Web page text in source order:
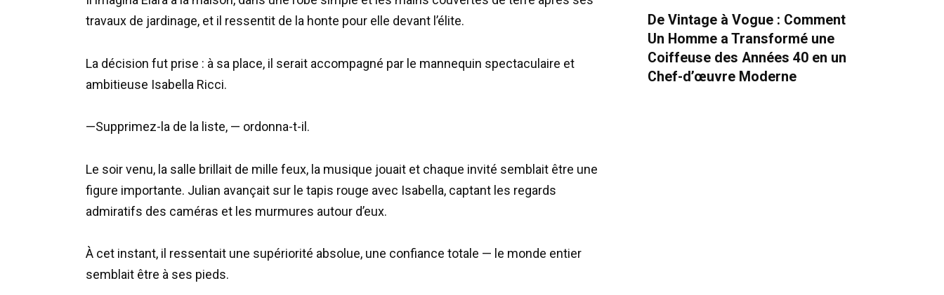
travaux de jardinage, et il ressentit de la honte pour elle devant l’élite.
La décision fut prise : à sa place, il serait accompagné par le mannequin spectaculaire et
ambitieuse Isabella Ricci.
—Supprimez-la de la liste, — ordonna-t-il.
Le soir venu, la salle brillait de mille feux, la musique jouait et chaque invité semblait être une
figure importante. Julian avançait sur le tapis rouge avec Isabella, captant les regards
admiratifs des caméras et les murmures autour d’eux.
À cet instant, il ressentait une supériorité absolue, une confiance totale — le monde entier
semblait être à ses pieds.
De Vintage à Vogue : Comment
Un Homme a Transformé une
Coiffeuse des Années 40 en un
Chef-d’œuvre Moderne